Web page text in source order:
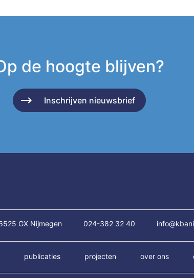
de hoogte blijven?
Inschrijven nieuwsbrief
GX Nijmegen 024-382 32 40
publicaties projecten over ons